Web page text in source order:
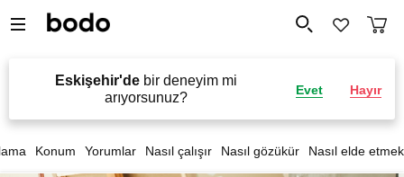
Eskişehir'debir deneyim mi
arıyorsunuz?
Evet Hayır
Konum Yorumlar Nasıl çalışır Nasıl gözükür Nasıl elde etmek